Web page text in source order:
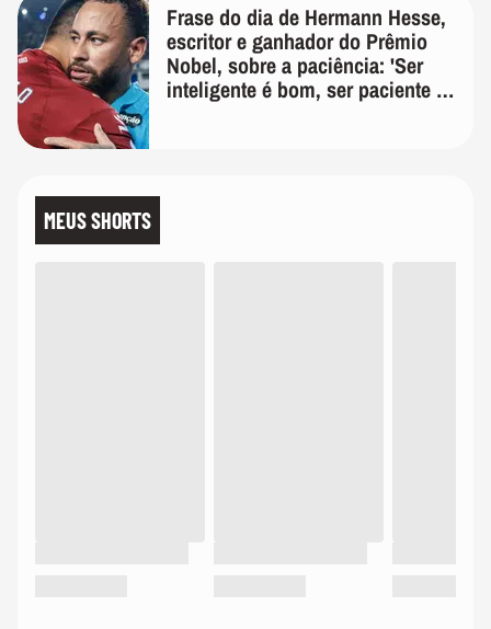
Frase do dia de Hermann Hesse,
escritor e ganhador do Prêmio
Nobel, sobre a paciência: 'Ser
inteligente é bom, ser paciente é
MEUS SHORTS